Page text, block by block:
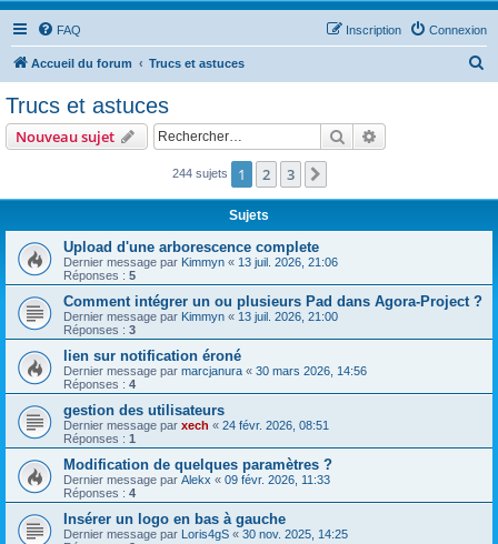
FAQ Connexion
Inscription
Accueil du forum Trucs et astuces
Trucs et astuces
Nouveau sujet Rechercher
244 sujets 1 2 3
Sujets
Upload d'une arborescence complete
Dernier message par Kimmyn « 13 juil. 2026, 21:06
Réponses : 5
Comment intégrer un ou plusieurs Pad dans Agora-Project ?
Dernier message par Kimmyn « 13 juil. 2026, 21:00
Réponses : 3
lien sur notification éroné
Dernier message par marcjanura « 30 mars 2026, 14:56
Réponses : 4
gestion des utilisateurs
Dernier message par xech « 24 févr. 2026, 08:51
Réponses : 1
Modification de quelques paramètres ?
Dernier message par Alekx « 09 févr. 2026, 11:33
Réponses : 4
Insérer un logo en bas à gauche
Dernier message par Loris4gS « 30 nov. 2025, 14:25